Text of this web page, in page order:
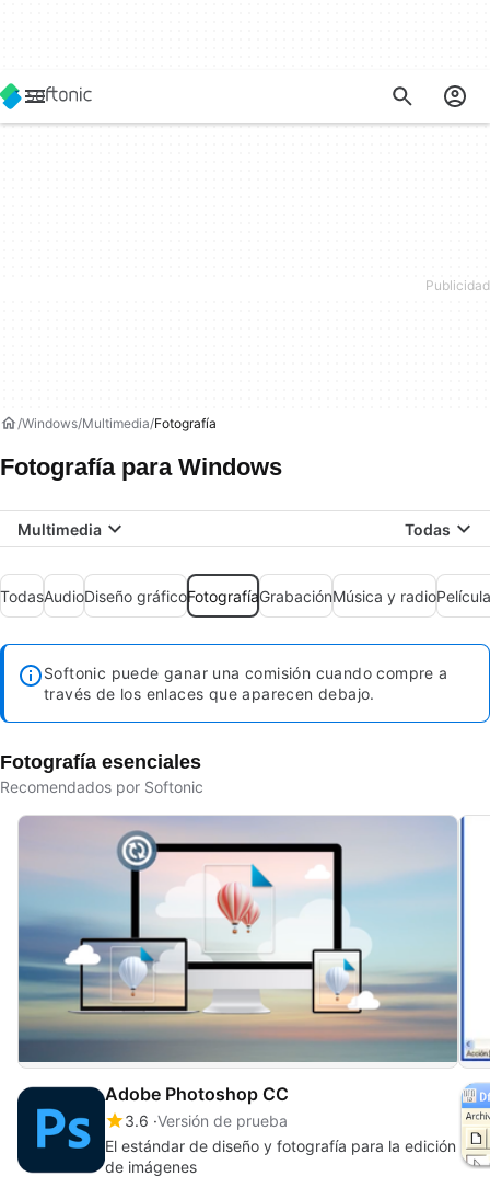
Windows Multimedia Fotografía
Fotografía para Windows
Multimedia Todas
TodasAudioDiseño gráficoFotografíaGrabaciónMúsica y radio
Softonic puede ganar una comisión cuando compre a
través de los enlaces que aparecen debajo.
Fotografía esenciales
Recomendados por Softonic
Adobe Photoshop CC
3.6 Versión de prueba
El estándar de diseño y fotografía para la edición
de imágenes